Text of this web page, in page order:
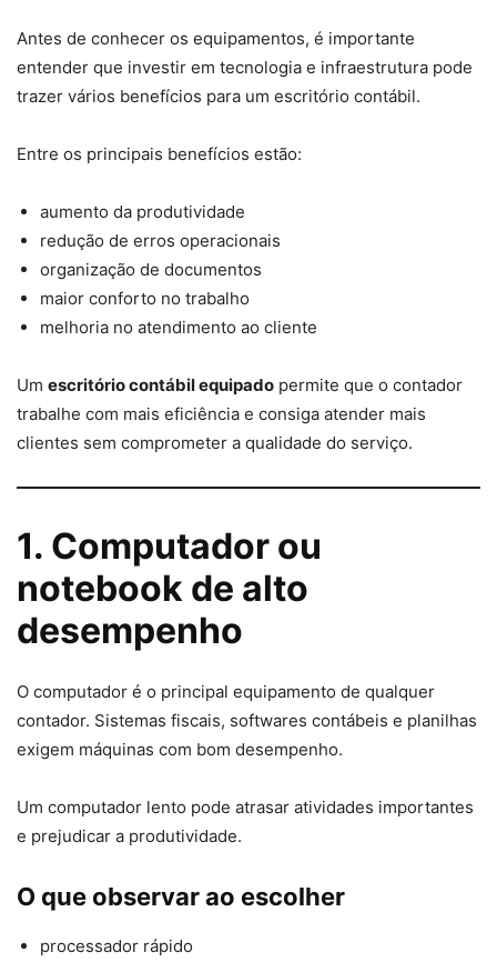
Antes de conhecer os equipamentos, é importante
entender que investir em tecnologia e infraestrutura pode
trazer vários benefícios para um escritório contábil.
Entre os principais benefícios estão:
aumento da produtividade
redução de erros operacionais
organização de documentos
maior conforto no trabalho
melhoria no atendimento ao cliente
Um escritório contábil equipado permite que o contador
trabalhe com mais eficiência e consiga atender mais
clientes sem comprometer a qualidade do serviço.
1. Computador ou
notebook de alto
desempenho
O computador é o principal equipamento de qualquer
contador. Sistemas fiscais, softwares contábeis e planilhas
exigem máquinas com bom desempenho.
Um computador lento pode atrasar atividades importantes
e prejudicar a produtividade.
O que observar ao escolher
processador rápido